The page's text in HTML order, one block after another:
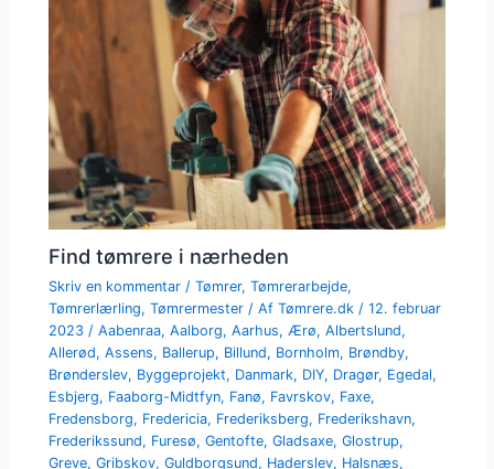
Find tømrere i nærheden
Skriv en kommentar /Tømrer,Tømrerarbejde,
Tømrerlærling,Tømrermester / AfTømrere.dk /12. februar
2023 /Aabenraa,Aalborg,Aarhus, Ærø,Albertslund,
Allerød,Assens, Ballerup, Billund, Bornholm, Brøndby,
Brønderslev, Byggeprojekt, Danmark, DIY, Dragør, Egedal,
Esbjerg, Faaborg-Midtfyn, Fanø, Favrskov, Faxe,
Fredensborg, Fredericia, Frederiksberg, Frederikshavn,
Frederikssund, Furesø,Gentofte,Gladsaxe,Glostrup,
Greve,Gribskov,Guldborgsund, Haderslev, Halsnæs,